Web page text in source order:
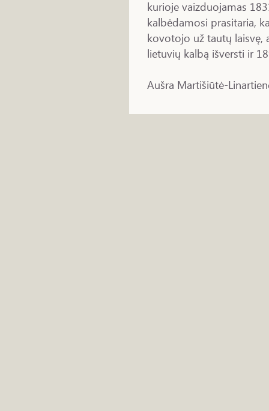
kurioje vaizduojamas
kalbėdamosi prasitaria,
kovotojo už tautų laisvę,
lietuvių kalbą išversti ir
Aušra Martišiūtė-